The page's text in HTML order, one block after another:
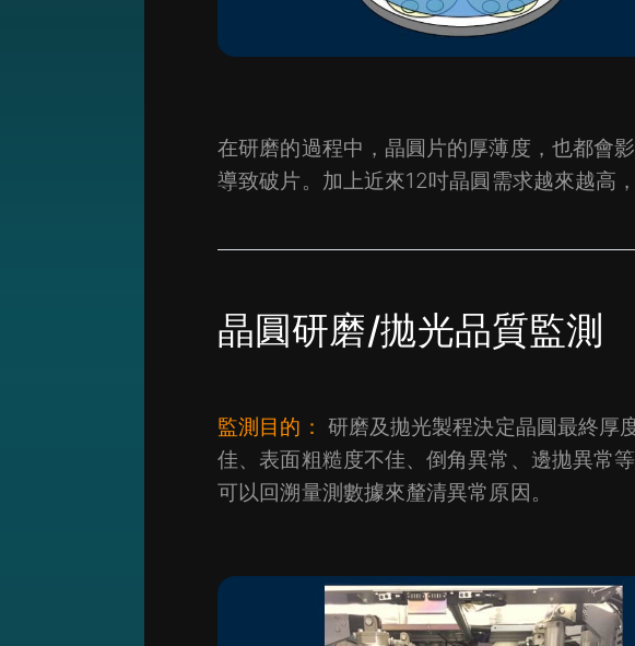
在研磨的過程中，晶圓片的厚薄度，也都會
導致破片。加上近來12吋晶圓需求越來越高
晶圓研磨/拋光品質監測
監測目的： 研磨及拋光製程決定晶圓最終厚
佳、表面粗糙度不佳、倒角異常、邊拋異常
可以回溯量測數據來釐清異常原因。